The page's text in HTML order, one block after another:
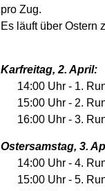
pro Zug.
Es läuft über Ostern
Karfreitag, 2. April:
14:00 Uhr - 1.
15:00 Uhr - 2.
16:00 Uhr - 3.
Ostersamstag, 3.
14:00 Uhr - 4.
15:00 Uhr - 5.